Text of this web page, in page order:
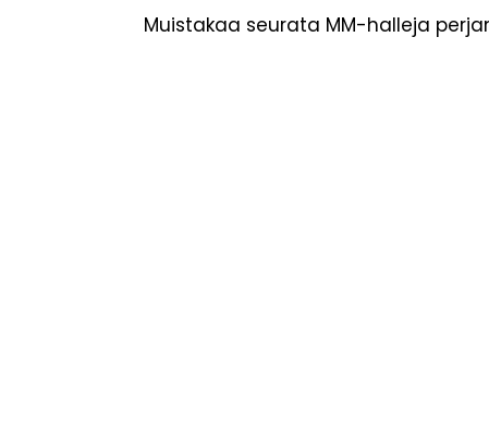
Muistakaa seurata MM-halleja